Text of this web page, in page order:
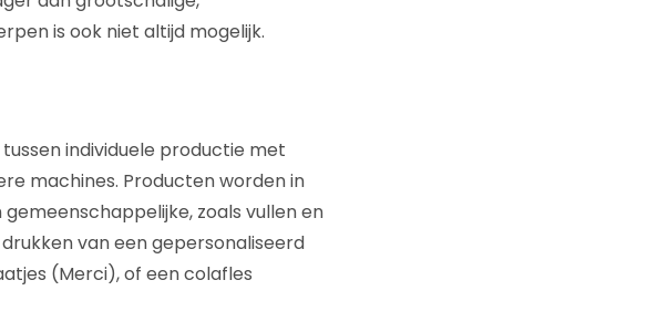
is ook niet altijd mogelijk.
individuele productie met
machines. Producten worden in
zoals vullen en
van een gepersonaliseerd
(Merci), of een colafles